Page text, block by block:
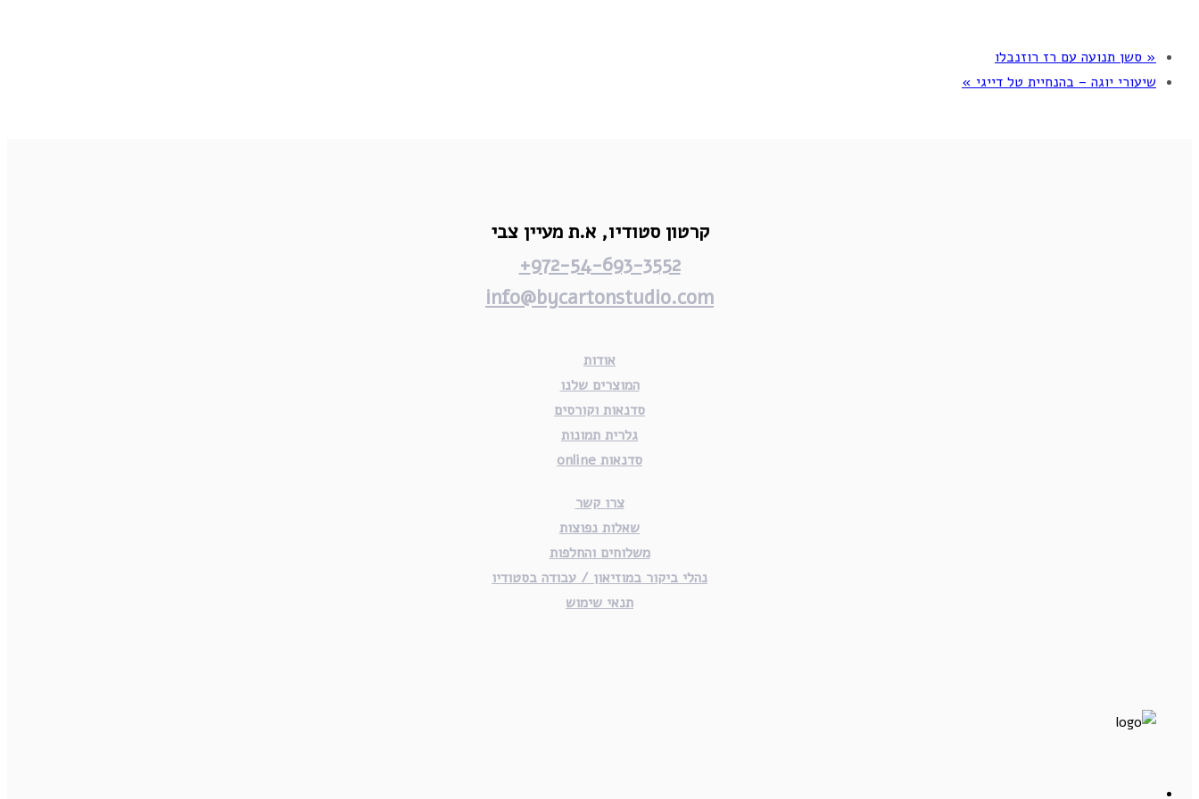
« סשן תנועה עם רז רוזנבלו
שיעורי יוגה – בהנחיית טל דייגי »
קרטון סטודיו,א.ת מעיין צבי
972-54-693-3552+
info@bycartonstudio.com
אודות
המוצרים שלנו
סדנאות וקורסים
גלרית תמונות
סדנאות online
צרו קשר
שאלות נפוצות
משלוחים והחלפות
נהלי ביקור במוזיאון / עבודה בסטודיו
תנאי שימוש